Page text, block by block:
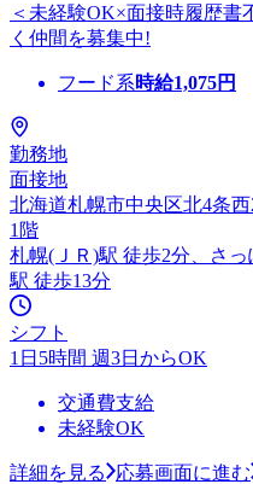
＜未経験OK×面接時履歴書
く仲間を募集中!
フード系時給1,075円
勤務地
面接地
北海道札幌市中央区北4条
1階
札幌(ＪＲ)駅 徒歩2分、さ
駅 徒歩13分
シフト
1日5時間 週3日からOK
交通費支給
未経験OK
詳細を見る
応募画面に進む